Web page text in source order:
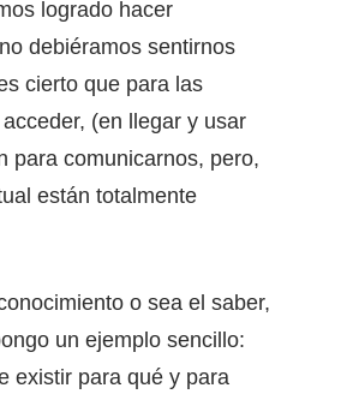
logrado hacer
debiéramos sentirnos
cierto que para las
(en llegar y usar
para comunicarnos, pero,
están totalmente
o sea el saber,
un ejemplo sencillo:
existir para qué y para